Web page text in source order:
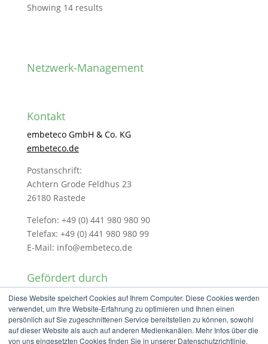
Diese Website speichert Cookies auf Ihrem Computer. Diese Cookies werden
verwendet, um Ihre Website-Erfahrung zu optimieren und Ihnen einen
persönlich auf Sie zugeschnittenen Service bereitstellen zu können, sowohl
auf dieser Website als auch auf anderen Medienkanälen. Mehr Infos über die
von uns eingesetzten Cookies finden Sie in unserer Datenschutzrichtlinie.
Showing 14 results
Netzwerk-Management
Kontakt
embeteco GmbH & Co. KG
embeteco.de
Postanschrift:
Achtern Grode Feldhus 23
26180 Rastede
Telefon: +49 (0) 441 980 980 90
Telefax: +49 (0) 441 980 980 99
E-Mail: info@embeteco.de
Gefördert durch